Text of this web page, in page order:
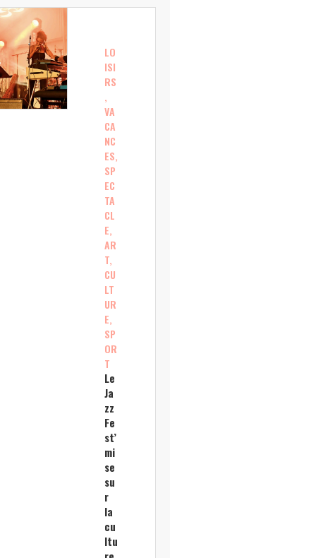
LO
ISI
RS
,
VA
CA
NC
ES,
SP
EC
TA
CL
E,
AR
T,
CU
LT
UR
E,
SP
OR
T
Le
Ja
zz
Fe
st’
mi
se
su
r
la
cu
ltu